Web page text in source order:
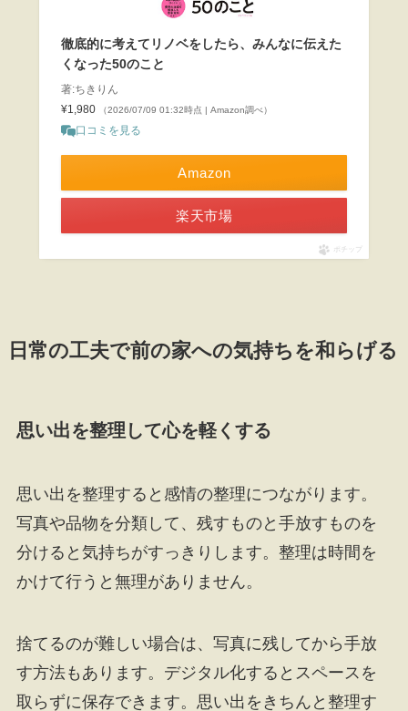
徹底的に考えてリノベをしたら、みんなに伝えた
くなった50のこと
著:ちきりん
¥1,980
（2026/07/09 01:32時点 | Amazon調べ）
口コミを見る
Amazon
楽天市場
ポチップ
日常の工夫で前の家への気持ちを和らげる
思い出を整理して心を軽くする
思い出を整理すると感情の整理につながります。
写真や品物を分類して、残すものと手放すものを
分けると気持ちがすっきりします。整理は時間を
かけて行うと無理がありません。
捨てるのが難しい場合は、写真に残してから手放
す方法もあります。デジタル化するとスペースを
取らずに保存できます。思い出をきちんと整理す